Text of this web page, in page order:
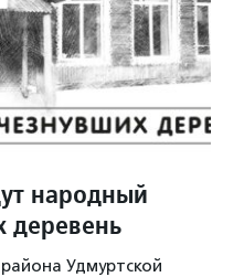
народный
деревень
Удмуртской